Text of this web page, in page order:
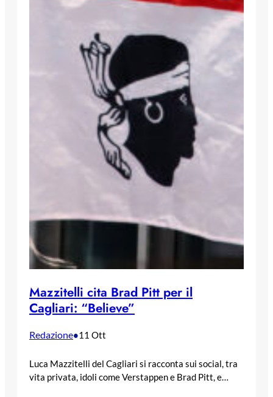
Mazzitelli cita Brad Pitt per il
Cagliari: “Believe”
Redazione•11 Ott
Luca Mazzitelli del Cagliari si racconta sui social, tra
vita privata, idoli come Verstappen e Brad Pitt, e…